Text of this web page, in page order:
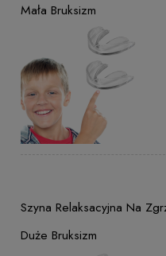
Mała Bruksizm
Szyna Relaksacyjna Na
Duże Bruksizm